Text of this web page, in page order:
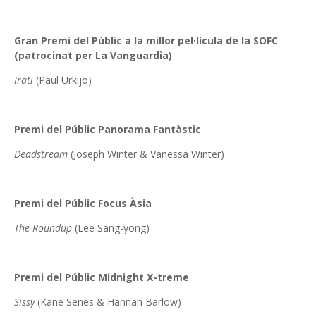
Gran Premi del Públic a la millor pel·lícula de la SOFC
(patrocinat per La Vanguardia)
Irati (Paul Urkijo)
Premi del Públic Panorama Fantàstic
Deadstream (Joseph Winter & Vanessa Winter)
Premi del Públic Focus Àsia
The Roundup (Lee Sang-yong)
Premi del Públic Midnight X-treme
Sissy(Kane Senes & Hannah Barlow)